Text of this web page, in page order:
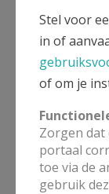
Stel voor
in of
of om je
Zorgen dat
portaal
toe via de
gebruik